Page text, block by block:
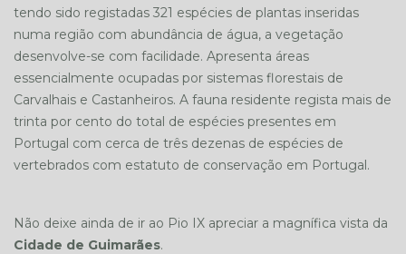
tendo sido registadas 321 espécies de plantas inseridas
numa região com abundância de água, a vegetação
desenvolve-se com facilidade. Apresenta áreas
essencialmente ocupadas por sistemas florestais de
Carvalhais e Castanheiros. A fauna residente regista mais de
trinta por cento do total de espécies presentes em
Portugal com cerca de três dezenas de espécies de
vertebrados com estatuto de conservação em Portugal.
Não deixe ainda de ir ao Pio IX apreciar a magnífica vista da
Cidade de Guimarães.